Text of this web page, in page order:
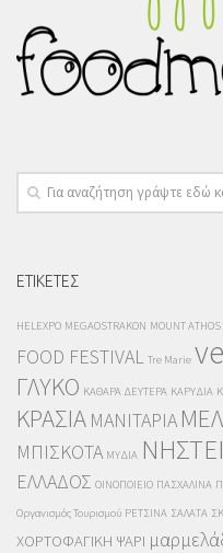
ΕΤΙΚΕΤΕΣ
HELEXPO MEGAOSTRAKON MOUNT
FOOD FESTIVAL Tre Marie
ΓΛΥΚΟ ΚΑΘΑΡΑ ΔΕΥΤΕΡΑ ΚΑΡΥΔΙΑ
ΚΡΑΣΙΑ ΜΑΝΙΤΑΡΙΑ
ΜΠΙΣΚΟΤΑ ΜΥΔΙΑ
ΕΛΛΑΔΟΣ ΟΙΝΟΠΟΙΕΙΟ ΠΑΣΧΑΛΙΝΑ
Οργανισμός Τουρισμού ΡΕΤΣΙΝΑ ΣΑΛΑΤΑ
ΧΟΡΤΟΦΑΓΙΚΗ ΨΑΡΙ